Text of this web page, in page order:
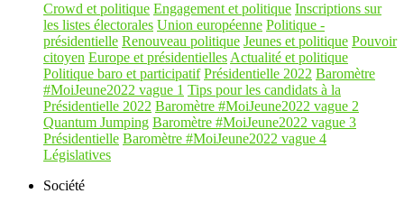
Crowd et politique Engagement et politique Inscriptions sur
les listes électorales Union européenne Politique -
présidentielle Renouveau politique Jeunes et politique Pouvoir
citoyen Europe et présidentielles Actualité et politique
Politique baro et participatif Présidentielle 2022 Baromètre
#MoiJeune2022 vague 1 Tips pour les candidats à la
Présidentielle 2022 Baromètre #MoiJeune2022 vague 2
Quantum Jumping Baromètre #MoiJeune2022 vague 3
Présidentielle Baromètre #MoiJeune2022 vague 4
Législatives
Société